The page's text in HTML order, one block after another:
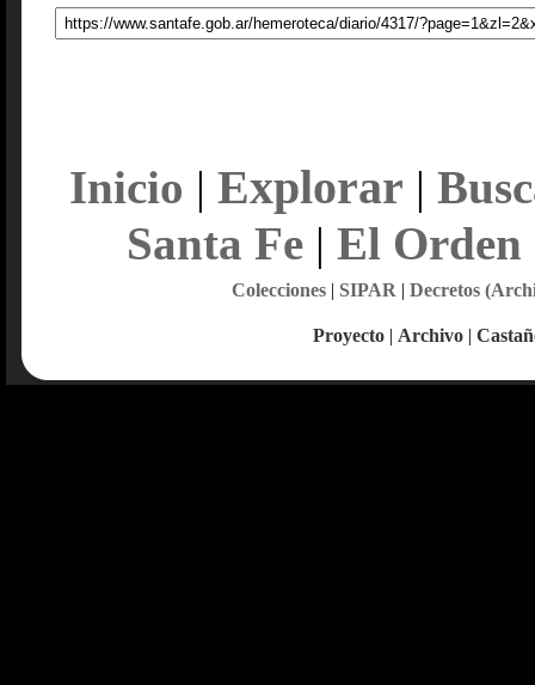
Inicio | Explorar |
Santa Fe| El Orden
Colecciones| SIPAR | Decretos
Proyecto | Archivo |